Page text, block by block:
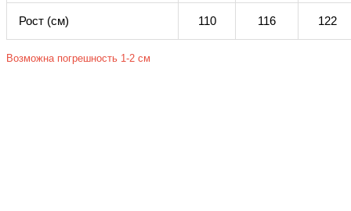
Рост (см) 110 116 122
Возможна погрешность 1-2 см